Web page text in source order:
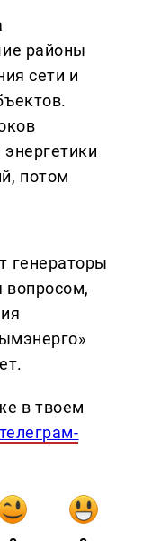
районы
сети и
потом
генераторы
вопросом,
в твоем
телеграм-